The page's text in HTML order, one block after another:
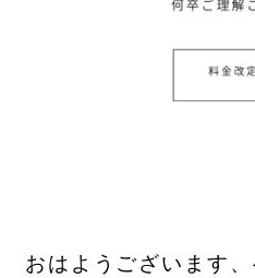
おはようございます